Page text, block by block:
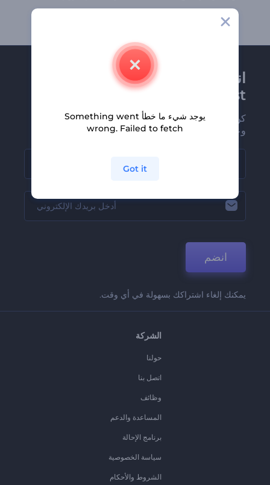
انضم إلى نشرة
Renderforest الإخبارية
كن من بين أوائل من يستلمون أحدث أخبارنا
وعروضنا
انضم
يمكنك إلغاء اشتراكك بسهولة في أي وقت.
الشركة
حولنا
اتصل بنا
وظائف
المساعدة والدعم
برنامج الإحالة
سياسة الخصوصية
الشروط والأحكام
يوجد شيء ما خطأ Something went
wrong. Failed to fetch
Got it